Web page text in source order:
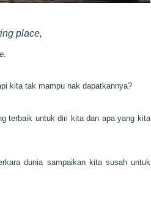
place,
kita tak mampu nak dapatkannya?
terbaik untuk diri kita dan apa yang kita
dunia sampaikan kita susah untuk